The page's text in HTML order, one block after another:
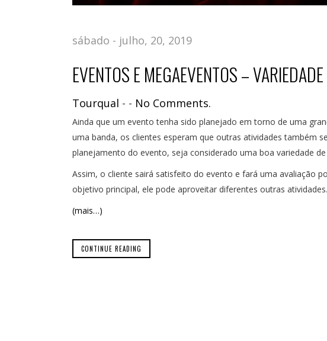
sábado - julho, 20, 2019
EVENTOS E MEGAEVENTOS –
Tourqual - - No Comments.
Ainda que um evento tenha sido planejado em torno de uma
uma banda, os clientes esperam que outras atividades também
planejamento do evento, seja considerado uma boa variedade
Assim, o cliente sairá satisfeito do evento e fará uma avaliação
objetivo principal, ele pode aproveitar diferentes outras atividades.
(mais…)
CONTINUE READING